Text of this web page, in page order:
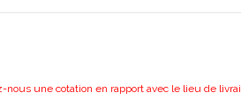
une cotation en rapport avec le lieu de